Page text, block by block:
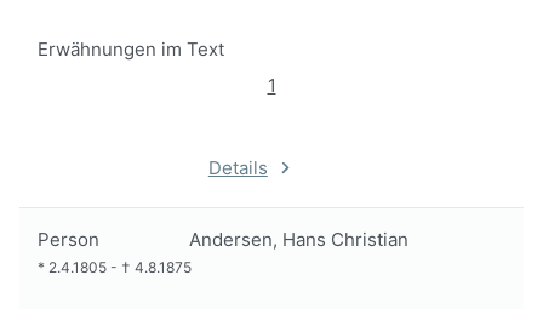
Erwähnungen im Text
1
Details
Person Andersen, Hans Christian
* 2.4.1805 - † 4.8.1875